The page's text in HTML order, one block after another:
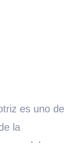
es uno de
la